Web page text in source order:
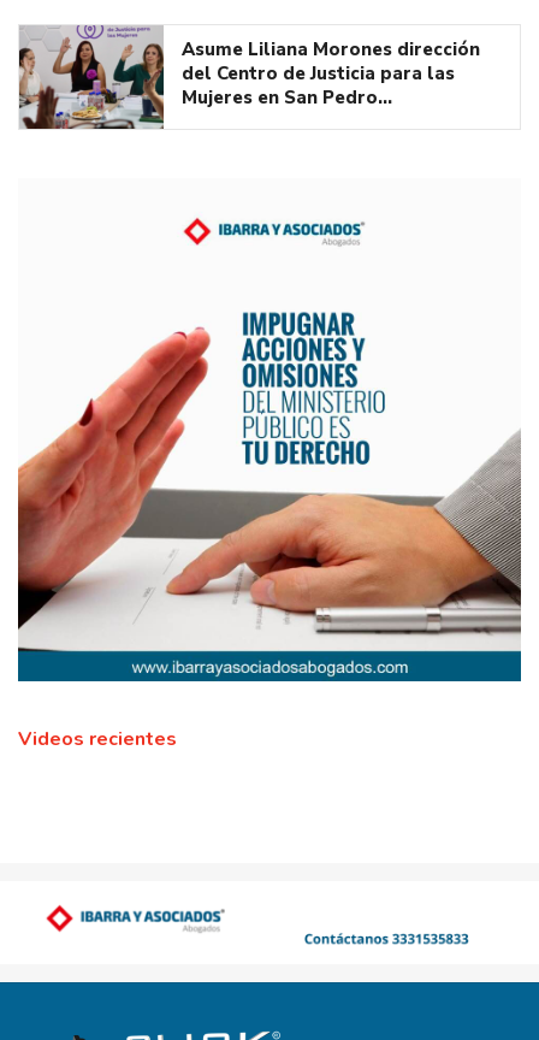
Asume Liliana Morones dirección
del Centro de Justicia para las
Mujeres en San Pedro…
Videos recientes